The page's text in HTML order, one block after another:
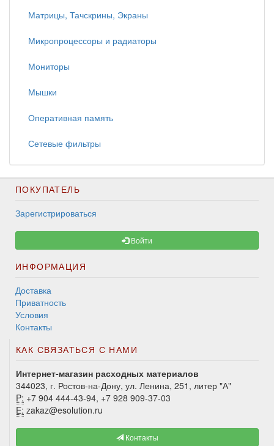
Матрицы, Тачскрины, Экраны
Микропроцессоры и радиаторы
Мониторы
Мышки
Оперативная память
Сетевые фильтры
ПОКУПАТЕЛЬ
Зарегистрироваться
Войти
ИНФОРМАЦИЯ
Доставка
Приватность
Условия
Контакты
КАК СВЯЗАТЬСЯ С НАМИ
Интернет-магазин расходных материалов
344023, г. Ростов-на-Дону, ул. Ленина, 251, литер "А"
P: +7 904 444-43-94, +7 928 909-37-03
E: zakaz@esolution.ru
Контакты